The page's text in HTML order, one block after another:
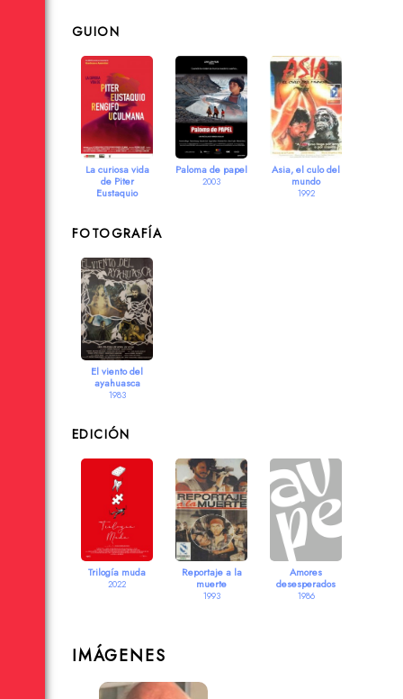
GUION
La curiosa vida
de Piter
Eustaquio
2014
Paloma de papel
2003
Asia, el culo del
mundo
1992
FOTOGRAFÍA
El viento del
ayahuasca
1983
EDICIÓN
Trilogía muda
2022
Reportaje a la
muerte
1993
Amores
desesperados
1986
IMÁGENES